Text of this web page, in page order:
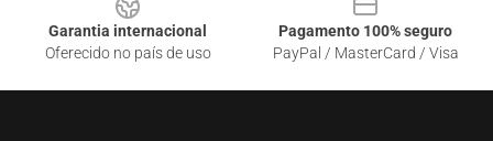
Garantia internacional
Oferecido no país de uso
Pagamento 100% seguro
PayPal / MasterCard / Visa